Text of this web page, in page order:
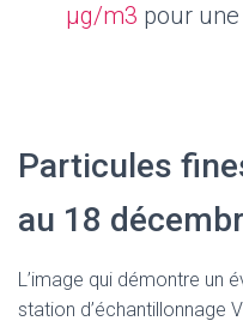
μg/m3 pour
Particules
au 18
L’image qui démontre un
station d’échantillonnage